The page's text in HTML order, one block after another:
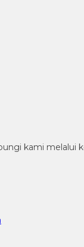
kami melalui